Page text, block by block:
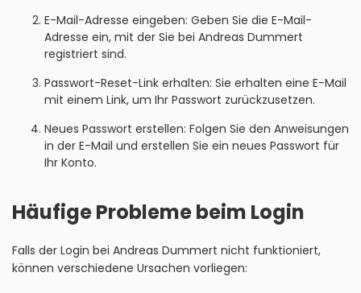
E-Mail-Adresse eingeben: Geben Sie die E-Mail-
Adresse ein, mit der Sie bei Andreas Dummert
registriert sind.
Passwort-Reset-Link erhalten: Sie erhalten eine E-Mail
mit einem Link, um Ihr Passwort zurückzusetzen.
Neues Passwort erstellen: Folgen Sie den Anweisungen
in der E-Mail und erstellen Sie ein neues Passwort für
Ihr Konto.
Häufige Probleme beim Login
Falls der Login bei Andreas Dummert nicht funktioniert,
können verschiedene Ursachen vorliegen: